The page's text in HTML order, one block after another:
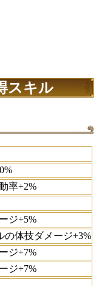
スキル
率+2%
ジ+5%
の体技ダメージ+3%
ジ+7%
ジ+7%